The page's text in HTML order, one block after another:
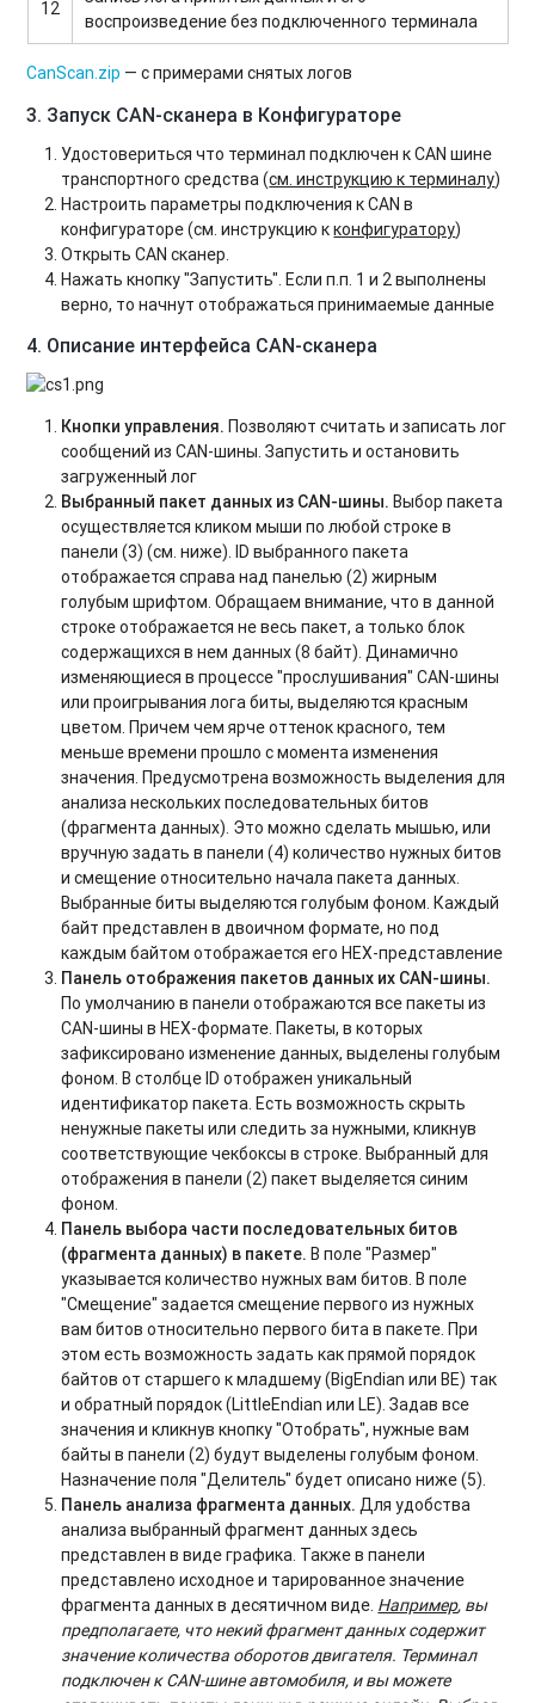
12
воспроизведение без подключенного терминала
CanScan.zip — с примерами снятых логов
3. Запуск CAN-сканера в Конфигураторе
Удостовериться что терминал подключен к CAN шине
транспортного средства (см. инструкцию к терминалу)
Настроить параметры подключения к CAN в
конфигураторе (см. инструкцию кконфигуратору)
Открыть CAN сканер.
Нажать кнопку "Запустить". Если п.п. 1 и 2 выполнены
верно, то начнут отображаться принимаемые данные
4. Описание интерфейса CAN-сканера
Кнопки управления. Позволяют считать и записать лог
сообщений из CAN-шины. Запустить и остановить
загруженный лог
Выбранный пакет данных из CAN-шины. Выбор пакета
осуществляется кликом мыши по любой строке в
панели (3) (см. ниже). ID выбранного пакета
отображается справа над панелью (2) жирным
голубым шрифтом. Обращаем внимание, что в данной
строке отображается не весь пакет, а только блок
содержащихся в нем данных (8 байт). Динамично
изменяющиеся в процессе "прослушивания" CAN-шины
или проигрывания лога биты,выделяются красным
цветом. Причем чем ярче оттенок красного, тем
меньше времени прошло с момента изменения
значения. Предусмотрена возможность выделения для
анализа нескольких последовательных битов
(фрагмента данных). Это можно сделать мышью, или
вручную задать в панели (4) количество нужных битов
и смещение относительно начала пакета данных.
Выбранные биты выделяются голубым фоном. Каждый
байт представлен в двоичном формате, но под
каждым байтом отображается его HEX-представление
Панель отображения пакетов данных их CAN-шины.
По умолчанию в панели отображаются все пакеты из
CAN-шины в HEX-формате. Пакеты, в которых
зафиксировано изменение данных, выделены голубым
фоном. В столбце ID отображен уникальный
идентификатор пакета. Есть возможность скрыть
ненужные пакеты или следить за нужными, кликнув
соответствующие чекбоксы в строке. Выбранный для
отображения в панели (2) пакет выделяется синим
фоном.
Панель выбора части последовательных битов
(фрагмента данных) в пакете. В поле "Размер"
указывается количество нужных вам битов. В поле
"Смещение" задается смещение первого из нужных
вам битов относительно первого бита в пакете. При
этом есть возможность задать как прямой порядок
байтов от старшего к младшему (BigEndian или BE) так
и обратный порядок (LittleEndian или LE). Задав все
значения и кликнув кнопку "Отобрать", нужные вам
байты в панели (2) будут выделены голубым фоном.
Назначение поля "Делитель" будет описано ниже (5).
Панель анализа фрагмента данных. Для удобства
анализа выбранный фрагмент данных здесь
представлен в виде графика. Также в панели
представлено исходное и тарированное значение
фрагмента данных в десятичном виде. Например, вы
предполагаете, что некий фрагмент данных содержит
значение количества оборотов двигателя. Терминал
подключен к CAN-шине автомобиля, и вы можете